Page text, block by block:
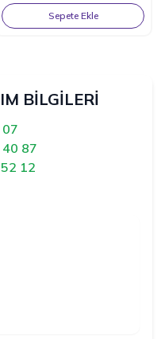
Sepete Ekle
BİLGİLERİ
87
12